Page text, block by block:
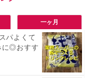
一ヶ月
パよくて
に◎おすす